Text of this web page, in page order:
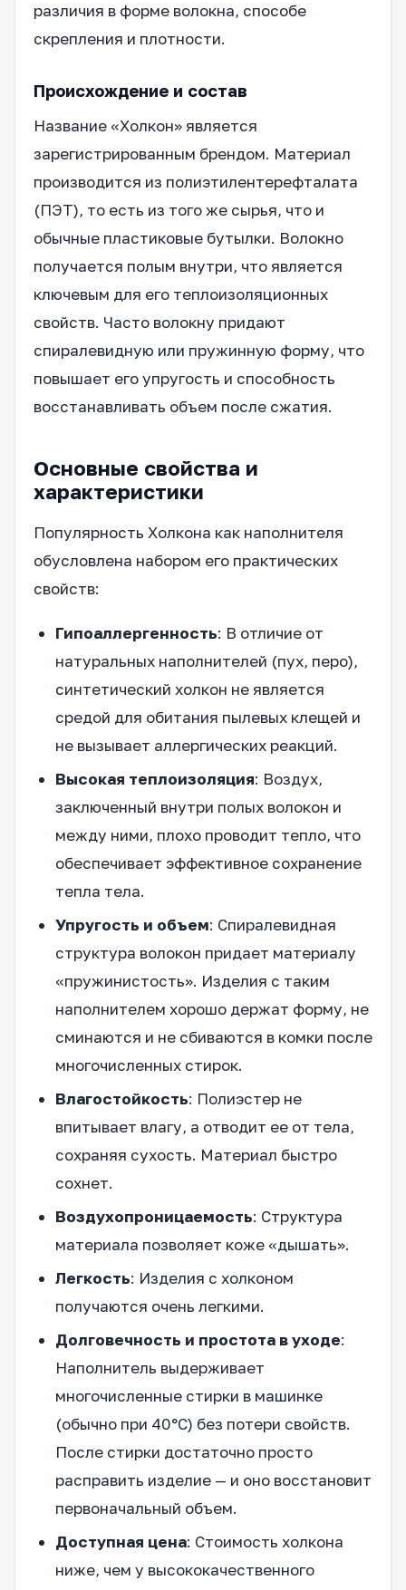
различия в форме волокна, способе
скрепления и плотности.
Происхождение и состав
Название «Холкон» является
зарегистрированным брендом. Материал
производится из полиэтилентерефталата
(ПЭТ), то есть из того же сырья, что и
обычные пластиковые бутылки. Волокно
получается полым внутри, что является
ключевым для его теплоизоляционных
свойств. Часто волокну придают
спиралевидную или пружинную форму, что
повышает его упругость и способность
восстанавливать объем после сжатия.
Основные свойства и
характеристики
Популярность Холкона как наполнителя
обусловлена набором его практических
свойств:
Гипоаллергенность: В отличие от
натуральных наполнителей (пух, перо),
синтетический холкон не является
средой для обитания пылевых клещей и
не вызывает аллергических реакций.
Высокая теплоизоляция: Воздух,
заключенный внутри полых волокон и
между ними, плохо проводит тепло, что
обеспечивает эффективное сохранение
тепла тела.
Упругость и объем: Спиралевидная
структура волокон придает материалу
«пружинистость». Изделия с таким
наполнителем хорошо держат форму, не
сминаются и не сбиваются в комки после
многочисленных стирок.
Влагостойкость: Полиэстер не
впитывает влагу, а отводит ее от тела,
сохраняя сухость. Материал быстро
сохнет.
Воздухопроницаемость: Структура
материала позволяет коже «дышать».
Легкость: Изделия с холконом
получаются очень легкими.
Долговечность и простота в уходе:
Наполнитель выдерживает
многочисленные стирки в машинке
(обычно при 40°C) без потери свойств.
После стирки достаточно просто
расправить изделие — и оно восстановит
первоначальный объем.
Доступная цена: Стоимость холкона
ниже, чем у высококачественного